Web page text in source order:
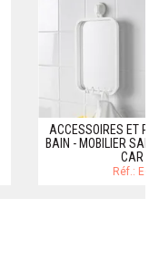
ACCESSOIRES ET
BAIN - MOBILIER
CAR
Réf.: